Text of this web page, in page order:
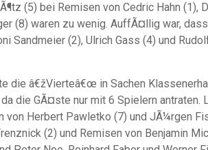
(5) bei Remisen von Cedric Hahn (1),
(8) waren zu wenig. AuffÃ¤llig war,
Sandmeier (2), Ulrich Gass (4) und
die â€žVierteâ€œ in Sachen
die GÃ¤ste nur mit 6 Spielern antraten.
von Herbert Pawletko (7) und JÃ¼rgen
(2) und Remisen von Benjamin